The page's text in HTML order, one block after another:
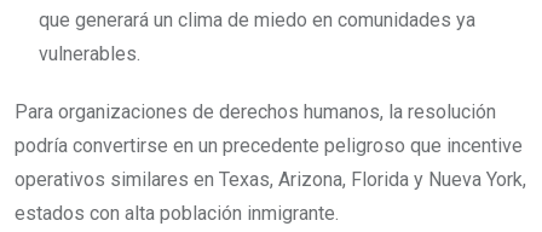
que generará un clima de miedo en comunidades ya
vulnerables.
Para organizaciones de derechos humanos, la resolución
podría convertirse en un precedente peligroso que incentive
operativos similares en Texas, Arizona, Florida y Nueva York,
estados con alta población inmigrante.